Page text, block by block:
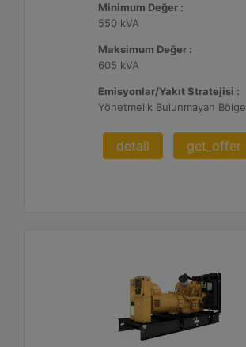
Minimum Değer :
550 kVA
Maksimum Değer :
605 kVA
Emisyonlar/Yakıt Stratejisi :
Yönetmelik Bulunmayan Bölge
detail get_offer